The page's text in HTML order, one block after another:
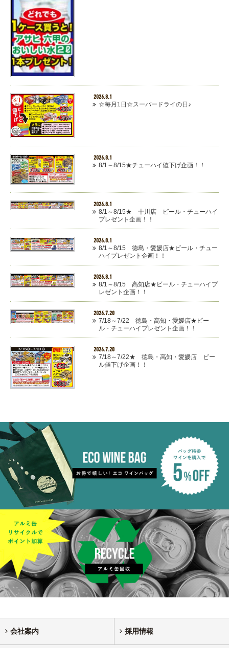
2026.8.1
☆毎月1日☆スーパードライの日♪
2026.8.1
8/1～8/15★チューハイ値下げ企画！！
2026.8.1
8/1～8/15★ 十川店 ビール・チューハイ
プレゼント企画！！
2026.8.1
8/1～8/15 徳島・愛媛店★ビール・チュー
ハイプレゼント企画！！
2026.8.1
8/1～8/15 高知店★ビール・チューハイプ
レゼント企画！！
2026.7.20
7/18～7/22 徳島・高知・愛媛店★ビー
ル・チューハイプレゼント企画！！
2026.7.20
7/18～7/22★ 徳島・高知・愛媛店 ビー
ル値下げ企画！！
会社案内 採用情報